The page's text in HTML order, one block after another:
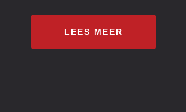
LEES MEER